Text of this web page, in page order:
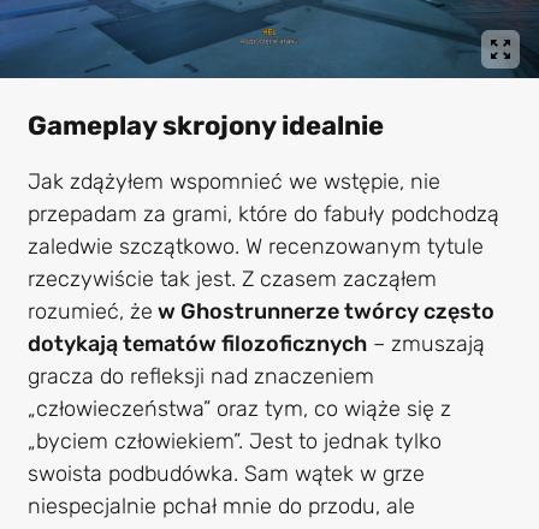
Gameplay skrojony idealnie
Jak zdążyłem wspomnieć we wstępie, nie
przepadam za grami, które do fabuły podchodzą
zaledwie szczątkowo. W recenzowanym tytule
rzeczywiście tak jest. Z czasem zacząłem
rozumieć, że w Ghostrunnerze twórcy często
dotykają tematów filozoficznych– zmuszają
gracza do refleksji nad znaczeniem
„człowieczeństwa” oraz tym, co wiąże się z
„byciem człowiekiem”. Jest to jednak tylko
swoista podbudówka. Sam wątek w grze
niespecjalnie pchał mnie do przodu, ale